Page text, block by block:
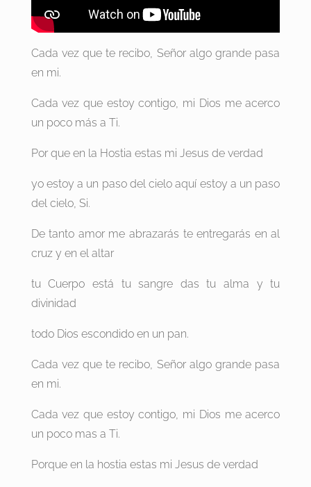
Cada vez que te recibo, Señor algo grande pasa
en mi.
Cada vez que estoy contigo, mi Dios me acerco
un poco más a Ti.
Por que en la Hostia estas mi Jesus de verdad
yo estoy a un paso del cielo aquí estoy a un paso
del cielo, Si.
De tanto amor me abrazarás te entregarás en al
cruz y en el altar
tu Cuerpo está tu sangre das tu alma y tu
divinidad
todo Dios escondido en un pan.
Cada vez que te recibo, Señor algo grande pasa
en mi.
Cada vez que estoy contigo, mi Dios me acerco
un poco mas a Ti.
Porque en la hostia estas mi Jesus de verdad